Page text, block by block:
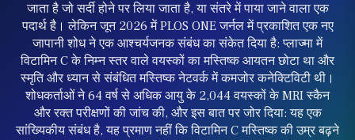
जाता है जो सर्दी होने पर लिया जाता है, या संतरे में पाया जाने वाला एक
पदार्थ है। लेकिन जून 2026 में PLOS ONE जर्नल में प्रकाशित एक नए
जापानी शोध ने एक आश्चर्यजनक संबंध का संकेत दिया है: प्लाज्मा में
विटामिन C के निम्न स्तर वाले वयस्कों का मस्तिष्क आयतन छोटा था और
स्मृति और ध्यान से संबंधित मस्तिष्क नेटवर्क में कमजोर कनेक्टिविटी थी।
शोधकर्ताओं ने 64 वर्ष से अधिक आयु के 2,044 वयस्कों के MRI स्कैन
और रक्त परीक्षणों की जांच की, और इस बात पर जोर दिया: यह एक
सांख्यिकीय संबंध है, यह प्रमाण नहीं कि विटामिन C मस्तिष्क की उम्र बढ़ने